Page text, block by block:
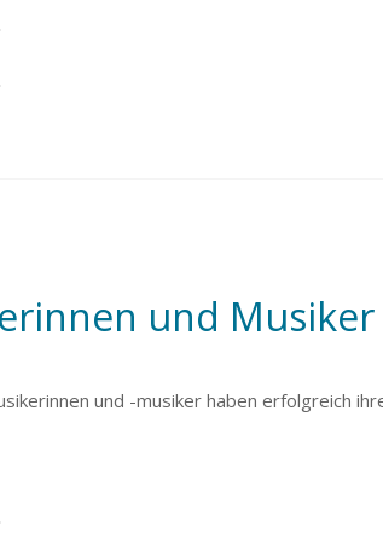
und Musiker
und -musiker haben erfolgreich